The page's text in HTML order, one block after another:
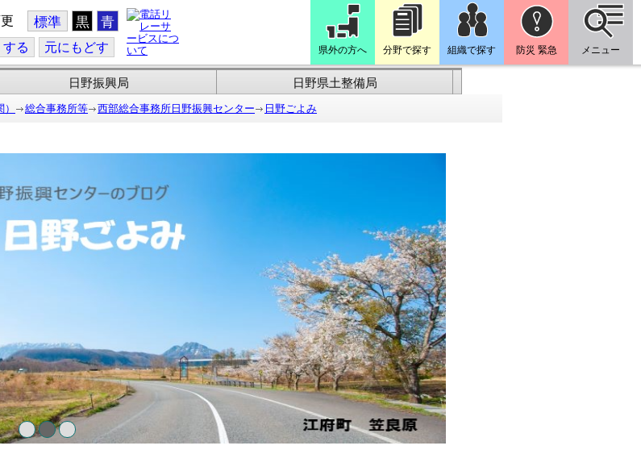
標準 黒 青
する 元にもどす 県外の方へ 分野で探す 組織で探す 防災 緊急 メニュー
日野振興局 日野県土整備局
総合事務所等 西部総合事務所日野振興センター 日野ごよみ